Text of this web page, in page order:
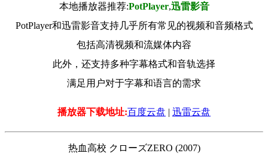
本地播放器推荐:РotРlayer,迅雷影音
PotPlayer和迅雷影音支持几乎所有常见的视频和音频格式
包括高清视频和流媒体内容
此外，还支持多种字幕格式和音轨选择
满足用户对于字幕和语言的需求
播放器下载地址:百度云盘 | 迅雷云盘
热血高校 クローズZERO (2007)